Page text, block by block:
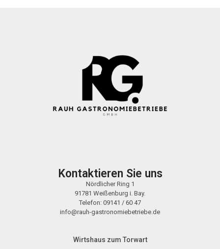
Kontaktieren Sie uns
Nördlicher Ring 1
91781 Weißenburg i. Bay.
Telefon: 09141 / 60 47
info@rauh-gastronomiebetriebe.de
Wirtshaus zum Torwart